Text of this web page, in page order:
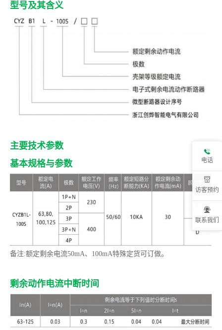
型号及其含义
主要技术参数
基本规格与参数
备注:额定剩余电流50mA、100mA特殊定货可订做。
剩余动作电流中断时间
电话
访客预约
联系我们